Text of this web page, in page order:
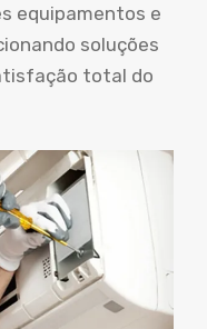
equipamentos e
soluções
total do